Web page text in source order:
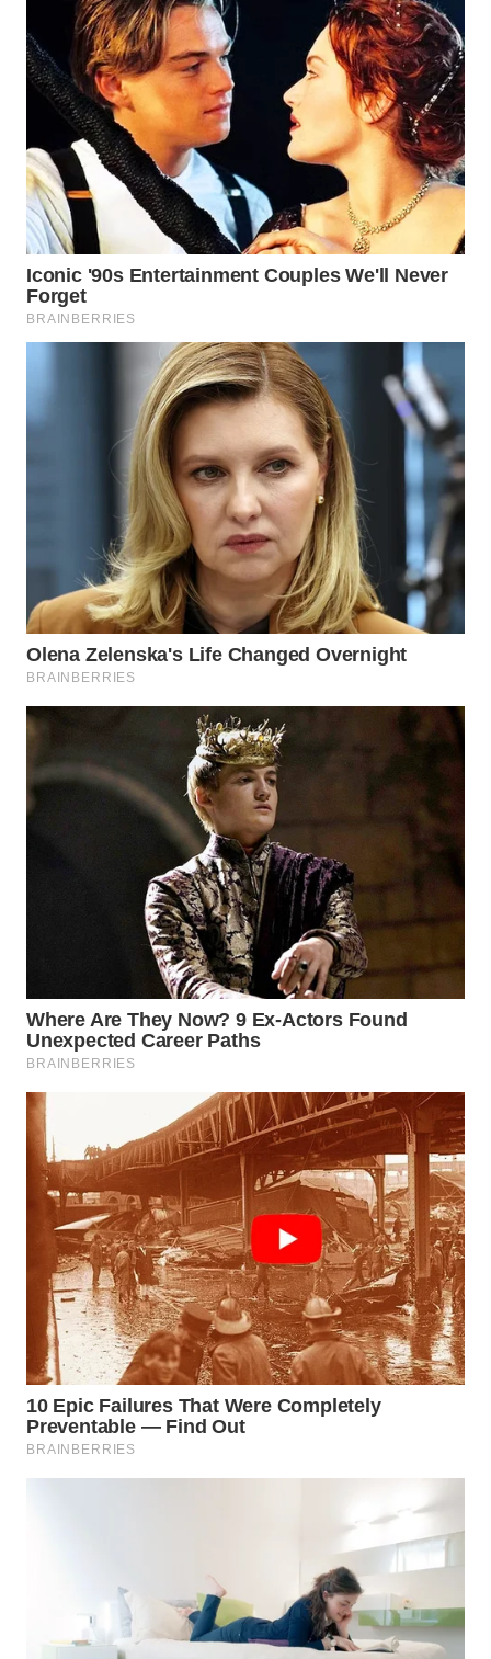
WN
TAPANULI
UTARA
WN
SAMOSIR
WN
PADANG
LAWAS
KEPULAUAN
SERIBU
WN
TANGERANG
WN
BINJAI
WN
CIREBON
WN
MAJALENGKA
SUBANG
WN
SUKABUMI
WN
PURWAKARTA
WN
PRIANGAN
TIMUR
WN
SEMARANG
BOROBUDUR